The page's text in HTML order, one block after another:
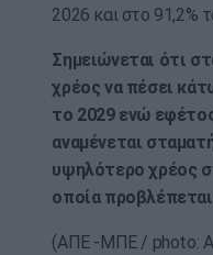
2026 και στο 91,2%
Σημειώνεται ότι
χρέος να πέσει
το 2029 ενώ
αναμένεται
υψηλότερο χρέος
οποία προβλέπεται
(ΑΠΕ -ΜΠΕ / photo: